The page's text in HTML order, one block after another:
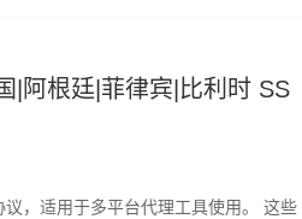
|阿根廷|菲律宾|比利时 SS
，适用于多平台代理工具使用。 这些